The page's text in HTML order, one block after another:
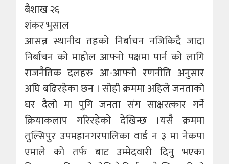
बैशाख २६
शंकर भुसाल
आसन्न स्थानीय तहको निर्बाचन नजिकिदै जादा
निर्बाचन को माहोल आफ्नो पक्षमा पार्न को लागि
राजनैतिक दलहरु आ-आफ्नो रणनीति अनुसार
अघि बढिरहेका छन । सोही क्रममा अहिले जनताको
घर दैलो मा पुगि जनता संग साक्षरत्कार गर्ने
क्रियाकलाप गरिरहेको देखिन्छ ।यसै क्रममा
तुल्सिपुर उपमहानगरपालिका वार्ड न ३ मा नेकपा
एमाले को तर्फ बाट उम्मेदवारी दिनु भएका